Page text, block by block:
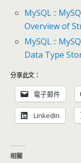
MySQL ::
Overview of
MySQL ::
Data Type
分享此文：
電子郵件
LinkedIn
相關